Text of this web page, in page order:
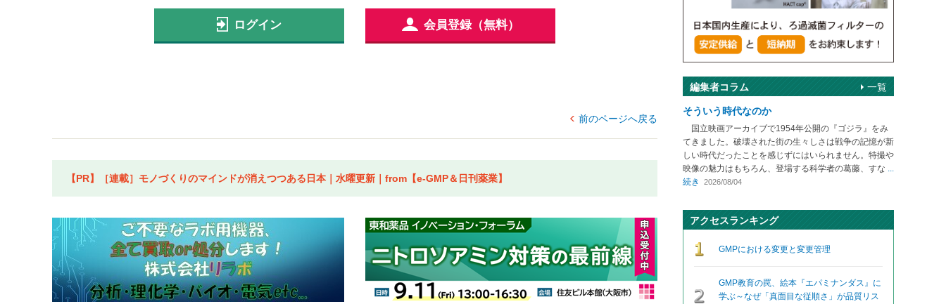
ログイン 会員登録（無料）
前のページへ戻る
【PR】［連載］モノづくりのマインドが消えつつある日本｜水曜更新｜from【e-GMP＆日刊薬業】
編集者コラム
そういう時代なのか
国立映画アーカイブで1954年公開の『ゴジラ』をみ
てきました。破壊された街の生々しさは戦争の記憶が新
しい時代だったことを感じずにはいられません。特撮や
映像の魅力はもちろん、登場する科学者の葛藤、すな ...
続き
2026/08/04
一覧
アクセスランキング
GMPにおける変更と変更管理
GMP教育の罠、絵本『エパミナンダス』に
学ぶ～なぜ「真面目な従順さ」が品質リス